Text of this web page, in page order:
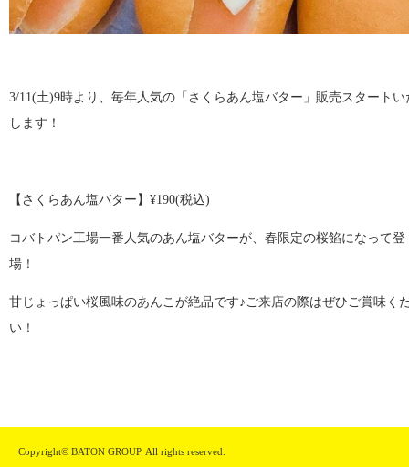
3/11(土)9時より、毎年人気の「さくらあん塩バター」販売スタートい
します！
【さくらあん塩バター】¥190(税込)
コバトパン工場一番人気のあん塩バターが、春限定の桜餡になって登
場！
甘じょっぱい桜風味のあんこが絶品です♪ご来店の際はぜひご賞味く
い！
Copyright© BATON GROUP. All rights reserved.